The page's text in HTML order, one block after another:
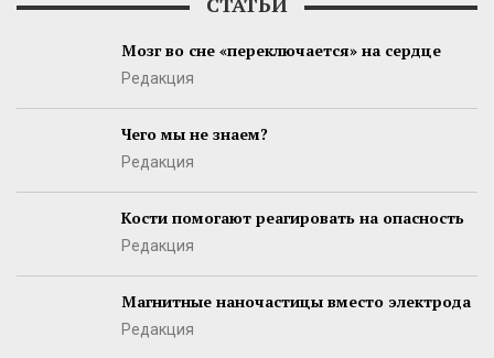
Мозг во сне «переключается» на сердце
Редакция
Чего мы не знаем?
Редакция
Кости помогают реагировать на опасность
Редакция
Магнитные наночастицы вместо электрода
Редакция